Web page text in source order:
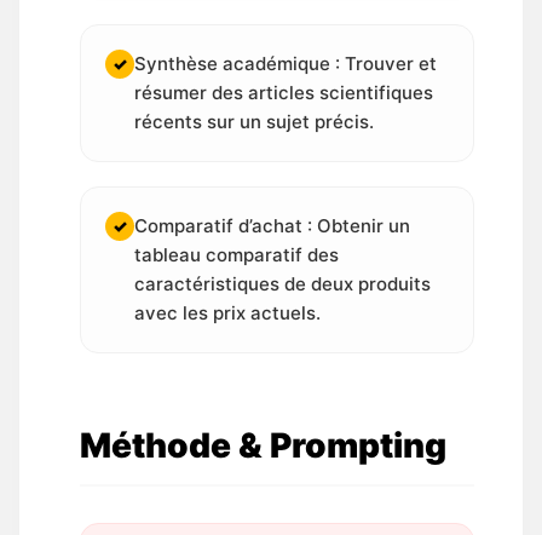
✓ Synthèse académique : Trouver et
résumer des articles scientifiques
récents sur un sujet précis.
✓ Comparatif d’achat : Obtenir un
tableau comparatif des
caractéristiques de deux produits
avec les prix actuels.
Méthode & Prompting